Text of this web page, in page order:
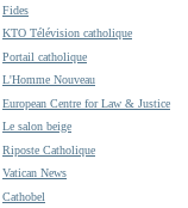
Fides
KTO Télévision catholique
Portail catholique
L'Homme Nouveau
European Centre for Law & Justice
Le salon beige
Riposte Catholique
Vatican News
Cathobel